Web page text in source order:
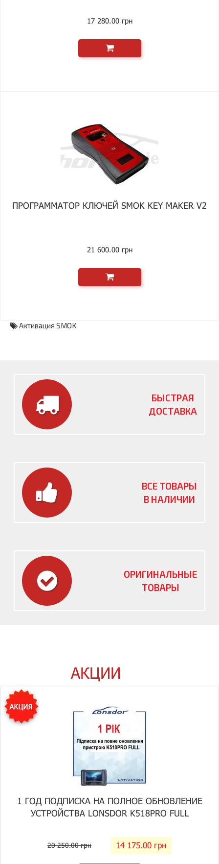
17 280.00 грн
ПРОГРАММАТОР КЛЮЧЕЙ SMOK KEY MAKER V2
21 600.00 грн
Активация SMOK
БЫСТРАЯ
ДОСТАВКА
ВСЕ ТОВАРЫ
В НАЛИЧИИ
ОРИГИНАЛЬНЫЕ
ТОВАРЫ
АКЦИИ
1 ГОД ПОДПИСКА НА ПОЛНОЕ ОБНОВЛЕНИЕ
УСТРОЙСТВА LONSDOR K518PRO FULL
20 250.00 грн 14 175.00 грн